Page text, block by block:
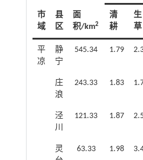
市
域
县
区
面
积/km2
清
耕
生
草
平
凉
静
宁
545.34 1.79
庄
浪
243.33 1.83
泾
川
121.33 1.87
灵
63.33 1.98